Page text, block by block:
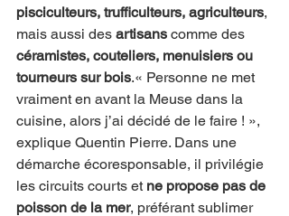
pisciculteurs, trufficulteurs, agriculteurs,
mais aussi des artisans comme des
céramistes, couteliers, menuisiers ou
tourneurs sur bois.« Personne ne met
vraiment en avant la Meuse dans la
cuisine, alors j’ai décidé de le faire ! »,
explique Quentin Pierre. Dans une
démarche écoresponsable, il privilégie
les circuits courts et ne propose pas de
poisson de la mer, préférant sublimer